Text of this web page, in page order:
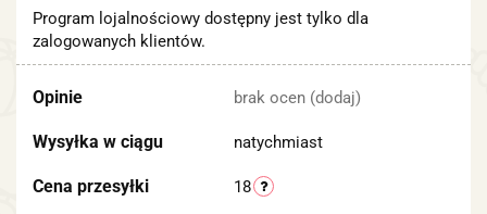
Program lojalnościowy dostępny jest tylko dla
zalogowanych klientów.
Opinie brak ocen (dodaj)
Wysyłka w ciągu natychmiast
Cena przesyłki 18